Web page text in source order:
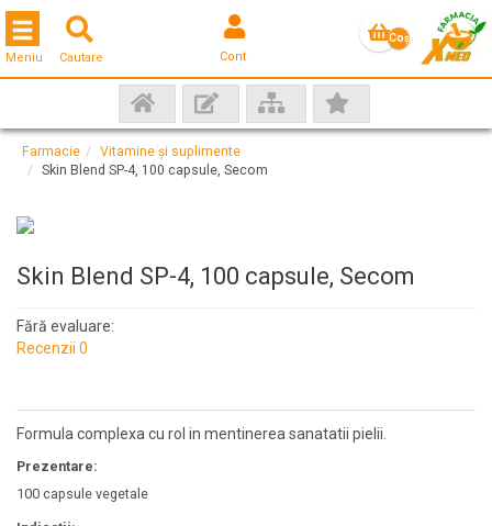
Cautare Cont
Coş
Toggle navigation
Meniu
Farmacie
Vitamine și suplimente
Skin Blend SP-4, 100 capsule, Secom
Skin Blend SP-4, 100 capsule, Secom
Fără evaluare:
Recenzii 0
Formula complexa cu rol in mentinerea sanatatii pielii.
Prezentare:
100 capsule vegetale